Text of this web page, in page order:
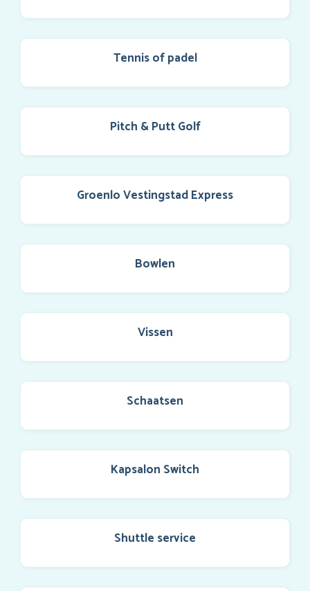
Tennis of padel
Pitch & Putt Golf
Groenlo Vestingstad Express
Bowlen
Vissen
Schaatsen
Kapsalon Switch
Shuttle service